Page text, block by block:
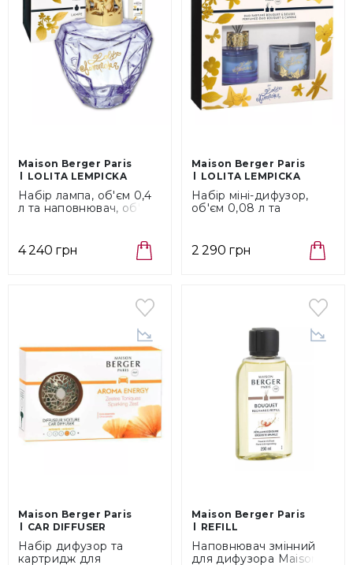
Maison Berger Paris
LOLITA LEMPICKA
Набір лампа, об'єм 0,4
л та наповнювач, об'єм
Blue (4662)
4 240 грн
Maison Berger Paris
LOLITA LEMPICKA
Набір міні-дифузор,
об'єм 0,08 л та
Lempicka Blue (6389)
2 290 грн
Maison Berger Paris
CAR DIFFUSER
Набір дифузор та
картридж для
Maison Berger Paris
REFILL
Наповнювач змінний
для дифузора Maison